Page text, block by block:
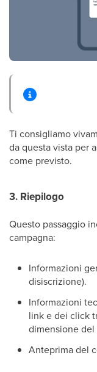
Ti consigliamo
da questa vista per
come previsto.
3. Riepilogo
Questo passaggio
campagna:
Informazioni
disiscrizione).
Informazioni
link e dei click
dimensione del
Anteprima del